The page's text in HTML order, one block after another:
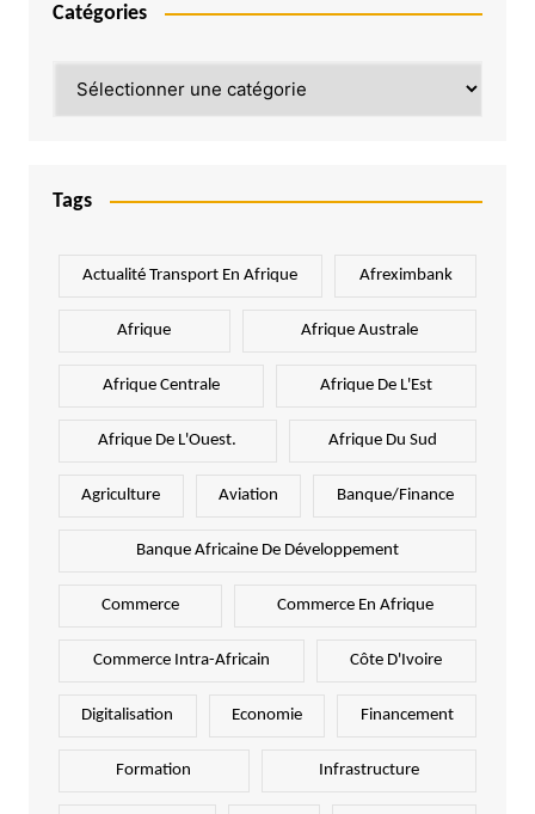
Catégories
Tags
Actualité Transport En Afrique Afreximbank
Afrique Afrique Australe
Afrique Centrale Afrique De L'Est
Afrique De L'Ouest. Afrique Du Sud
Agriculture Aviation Banque/Finance
Banque Africaine De Développement
Commerce Commerce En Afrique
Commerce Intra-Africain Côte D'Ivoire
Digitalisation Economie Financement
Formation Infrastructure